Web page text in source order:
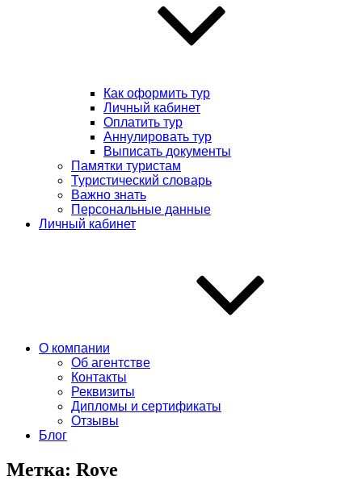
Как оформить тур
Личный кабинет
Оплатить тур
Аннулировать тур
Выписать документы
Памятки туристам
Туристический словарь
Важно знать
Персональные данные
Личный кабинет
О компании
Об агентстве
Контакты
Реквизиты
Дипломы и сертификаты
Отзывы
Блог
Метка: Rove